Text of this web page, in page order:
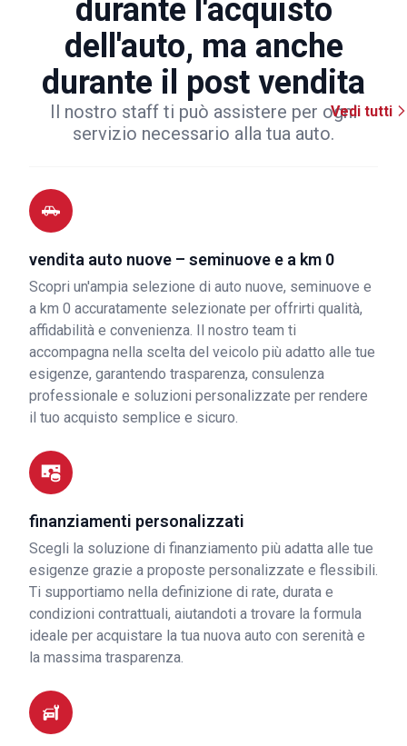
durante l'acquisto
dell'auto, ma anche
durante il post vendita
Il nostro staff ti può assistere per ogni
servizio necessario alla tua auto.
Vedi tutti
vendita auto nuove – seminuove e a km 0
Scopri un'ampia selezione di auto nuove, seminuove e
a km 0 accuratamente selezionate per offrirti qualità,
affidabilità e convenienza. Il nostro team ti
accompagna nella scelta del veicolo più adatto alle tue
esigenze, garantendo trasparenza, consulenza
professionale e soluzioni personalizzate per rendere
il tuo acquisto semplice e sicuro.
finanziamenti personalizzati
Scegli la soluzione di finanziamento più adatta alle tue
esigenze grazie a proposte personalizzate e flessibili.
Ti supportiamo nella definizione di rate, durata e
condizioni contrattuali, aiutandoti a trovare la formula
ideale per acquistare la tua nuova auto con serenità e
la massima trasparenza.